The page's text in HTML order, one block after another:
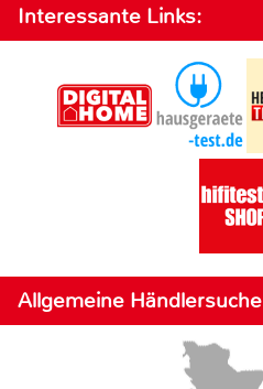
Interessante Links:
Allgemeine Händlersuche